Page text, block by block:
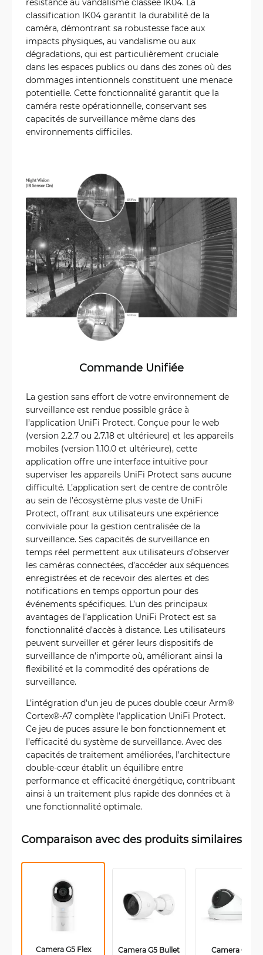
classification IK04 garantit la durabilité de la
caméra, démontrant sa robustesse face aux
impacts physiques, au vandalisme ou aux
dégradations, qui est particulièrement cruciale
dans les espaces publics ou dans des zones où des
dommages intentionnels constituent une menace
potentielle. Cette fonctionnalité garantit que la
caméra reste opérationnelle, conservant ses
capacités de surveillance même dans des
environnements difficiles.
Commande Unifiée
La gestion sans effort de votre environnement de
surveillance est rendue possible grâce à
l’application UniFi Protect. Conçue pour le web
(version 2.2.7 ou 2.7.18 et ultérieure) et les appareils
mobiles (version 1.10.0 et ultérieure), cette
application offre une interface intuitive pour
superviser les appareils UniFi Protect sans aucune
difficulté. L’application sert de centre de contrôle
au sein de l’écosystème plus vaste de UniFi
Protect, offrant aux utilisateurs une expérience
conviviale pour la gestion centralisée de la
surveillance. Ses capacités de surveillance en
temps réel permettent aux utilisateurs d’observer
les caméras connectées, d’accéder aux séquences
enregistrées et de recevoir des alertes et des
notifications en temps opportun pour des
événements spécifiques. L’un des principaux
avantages de l’application UniFi Protect est sa
fonctionnalité d’accès à distance. Les utilisateurs
peuvent surveiller et gérer leurs dispositifs de
surveillance de n’importe où, améliorant ainsi la
flexibilité et la commodité des opérations de
surveillance.
L’intégration d’un jeu de puces double cœur Arm®
Cortex®-A7 complète l’application UniFi Protect.
Ce jeu de puces assure le bon fonctionnement et
l’efficacité du système de surveillance. Avec des
capacités de traitement améliorées, l’architecture
double-cœur établit un équilibre entre
performance et efficacité énergétique, contribuant
ainsi à un traitement plus rapide des données et à
une fonctionnalité optimale.
Comparaison avec des produits similaires
Camera G5 Flex Camera G5 Bullet
Camera G5